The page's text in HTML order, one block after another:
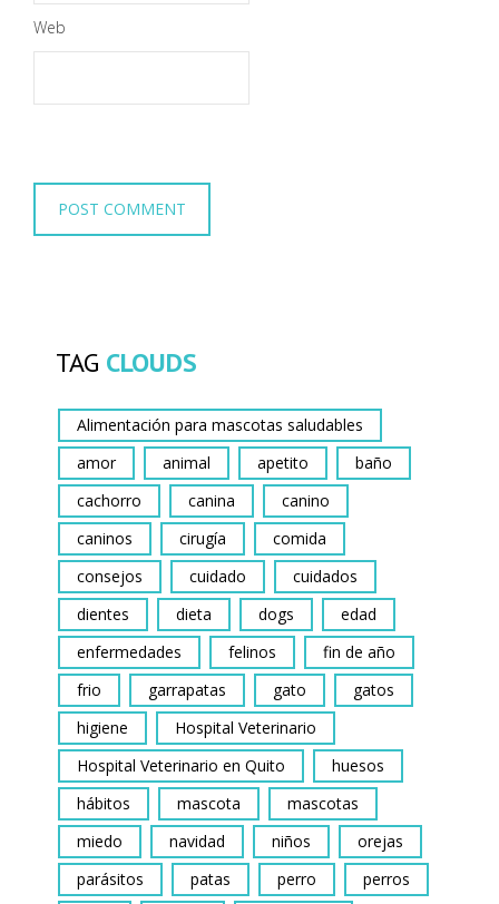
Web
TAG CLOUDS
Alimentación para mascotas saludables
amor
animal apetito
baño
cachorro
canina
canino
caninos
cirugía
comida
consejos
cuidado
cuidados
dientes
dieta dogs
edad
enfermedades
felinos
fin de año
frio
garrapatas gato
gatos
higiene
Hospital Veterinario
Hospital Veterinario en Quito
huesos
hábitos
mascota
mascotas
miedo
navidad niños
orejas
parásitos
patas perro
perros